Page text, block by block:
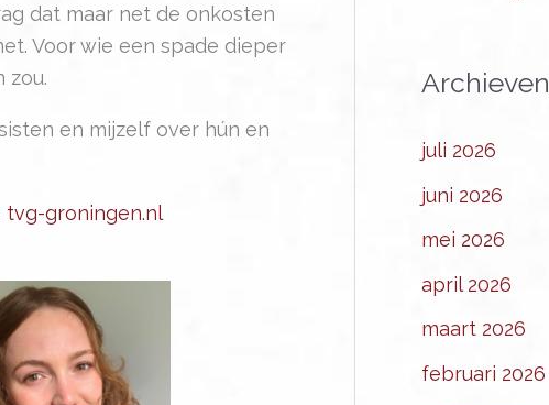
dat maar net de onkosten
Voor wie een spade dieper
zou.
en mijzelf over hún en
tvg-groningen.nl
Archieven
juli 2026
juni 2026
mei 2026
april 2026
maart 2026
februari 2026